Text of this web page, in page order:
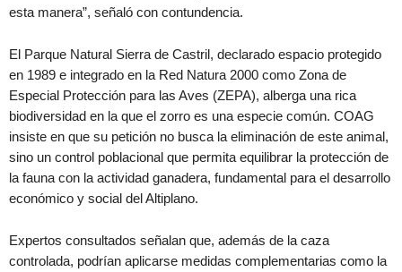
esta manera”, señaló con contundencia.
El Parque Natural Sierra de Castril, declarado espacio protegido
en 1989 e integrado en la Red Natura 2000 como Zona de
Especial Protección para las Aves (ZEPA), alberga una rica
biodiversidad en la que el zorro es una especie común. COAG
insiste en que su petición no busca la eliminación de este animal,
sino un control poblacional que permita equilibrar la protección de
la fauna con la actividad ganadera, fundamental para el desarrollo
económico y social del Altiplano.
Expertos consultados señalan que, además de la caza
controlada, podrían aplicarse medidas complementarias como la